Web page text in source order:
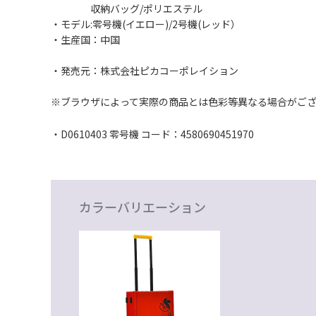
収納バッグ/ポリエステル
・モデル:零号機(イエロー)/2号機(レッド）
・生産国：中国
・発売元：株式会社ピカコーポレイション
※ブラウザによって実際の商品とは色彩等異なる場合がござ
・D0610403 零号機 コード：4580690451970
カラーバリエーション